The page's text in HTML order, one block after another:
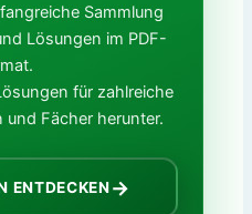
Sammlung
Lösungen im PDF-
für zahlreiche
Fächer herunter.
ENTDECKEN→